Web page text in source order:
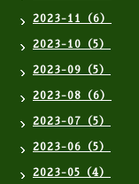
2023-11（6）
2023-10（5）
2023-09（5）
2023-08（6）
2023-07（5）
2023-06（5）
2023-05（4）